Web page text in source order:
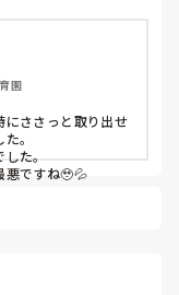
園
にささっと取り出せ
。
した。
悪ですね🥹💦